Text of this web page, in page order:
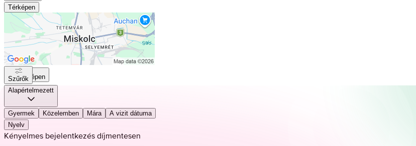
Térképen
Térképen
Szűrők
Alapértelmezett
Gyermek Közelemben Mára
A vizit dátuma
Nyelv
Kényelmes bejelentkezés díjmentesen